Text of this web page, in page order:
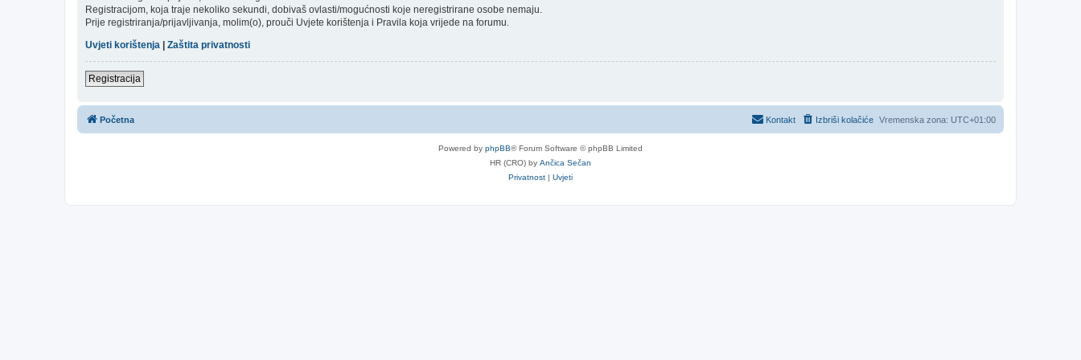
Registracijom, koja traje nekoliko sekundi, dobivaš ovlasti/mogućnosti koje neregistrirane osobe nemaju.
Prije registriranja/prijavljivanja, molim(o), prouči Uvjete korištenja i Pravila koja vrijede na forumu.
Uvjeti korištenja
Zaštita privatnosti
Registracija
Početna Vremenska zona: UTC+01:00
Izbriši kolačiće
Kontakt
Powered by phpBB® Forum Software © phpBB Limited
HR (CRO) by Ančica Sečan
Privatnost | Uvjeti